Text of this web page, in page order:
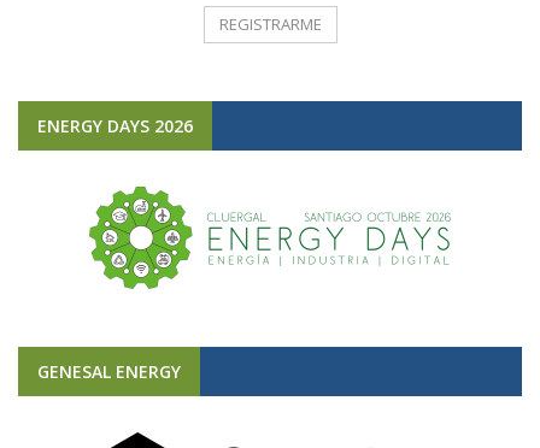
ENERGY DAYS 2026
GENESAL ENERGY